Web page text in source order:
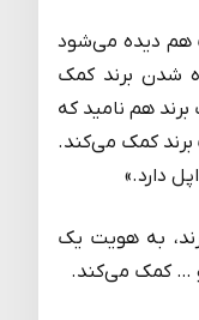
هم دیده می‌شود
شدن برند کمک
هم نامید که
کمک می‌کند.
دارد.»
به هویت یک
… کمک می‌کند.